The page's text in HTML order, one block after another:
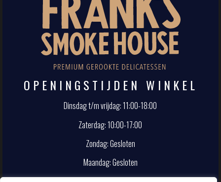
OPENINGSTIJDEN WINKEL
Dinsdag t/m vrijdag: 11:00-18:00
Zaterdag: 10:00-17:00
Zondag: Gesloten
Maandag: Gesloten